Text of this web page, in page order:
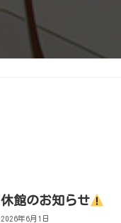
休館のお知らせ
2026年6月1日